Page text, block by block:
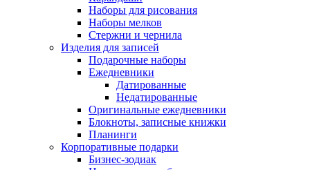
Наборы для рисования
Наборы мелков
Стержни и чернила
Изделия для записей
Подарочные наборы
Ежедневники
Датированные
Недатированные
Оригинальные ежедневники
Блокноты, записные книжки
Планинги
Корпоративные подарки
Бизнес-зодиак